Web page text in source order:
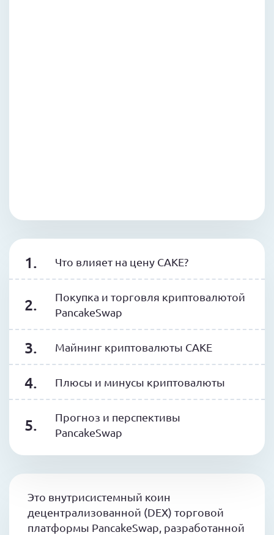
Что влияет на цену CAKE?
Покупка и торговля криптовалютой
PancakeSwap
Майнинг криптовалюты CAKE
Плюсы и минусы криптовалюты
Прогноз и перспективы
PancakeSwap
Это внутрисистемный коин
децентрализованной (DEX) торговой
платформы PancakeSwap, разработанной